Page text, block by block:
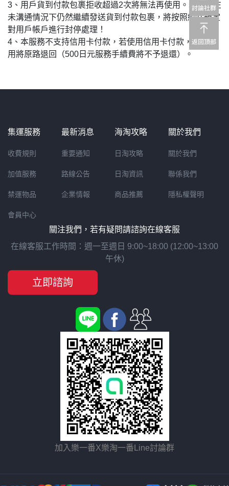
3、用戶貨到付款包裹拒收超過2次將無法再使用。若用戶在
未溝通情況下仍然繼續發送貨到付款包裹，將按照網站規定
對用戶帳戶進行封停處理！
4、本服務不支持信用卡付款，若使用信用卡付款，支付費
用將原路退回（500日元服務手續費將不予退還）。
集運服務
收費規則
加值服務
禁運物品
會員中心
最新消息
重要通知
路線公告
企業情報
海淘攻略
日淘攻略
日淘資訊
商品推薦
關於我們
關於我們
聯係我們
隱私權聲明
關注我們，若有疑問請諮詢在線客服
在線客服工作時間：週一至週日 9:00~18:00 (12:00~13:00
午休)
立即諮詢
加入樂一番X樂淘一番Line討論群